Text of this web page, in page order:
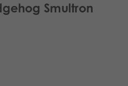
Smultron